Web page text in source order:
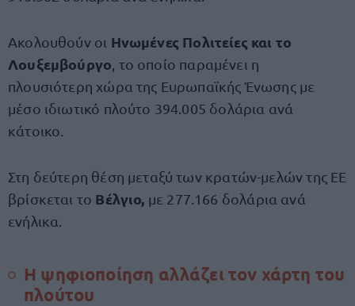
Ακολουθούν οι Ηνωμένες Πολιτείες και το
Λουξεμβούργο , το οποίο παραμένει η
πλουσιότερη χώρα της Ευρωπαϊκής Ένωσης με
μέσο ιδιωτικό πλούτο 394.005 δολάρια ανά
κάτοικο.
Στη δεύτερη θέση μεταξύ των κρατών-μελών της ΕΕ
βρίσκεται το Βέλγιο, με 277.166 δολάρια ανά
ενήλικα.
Η ψηφιοποίηση αλλάζει τον χάρτη του
πλούτου